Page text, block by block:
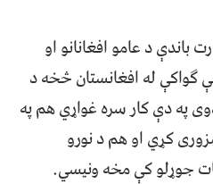
باندې د عامو افغانانو او
ګواکې له افغانستان څخه د
په دې کار سره غواړي هم په
کړي او هم د نورو
جوړلو کې مخه ونیسي.